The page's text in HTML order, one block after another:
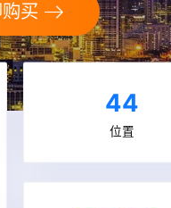
买
44
位置